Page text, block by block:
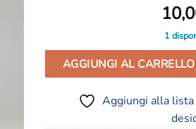
1
AGGIUNGI AL CARRELLO
Aggiungi alla lista